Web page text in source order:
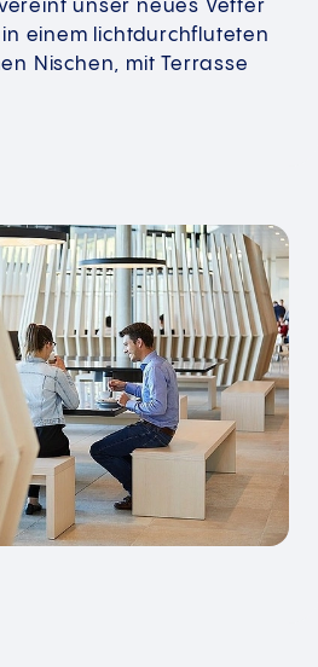
unser neues Vetter
einem lichtdurchfluteten
Nischen, mit Terrasse